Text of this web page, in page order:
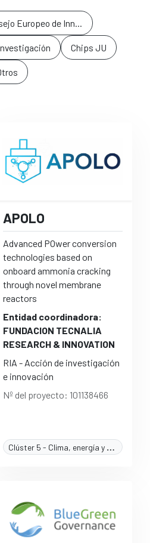
y medioambiente
Europeo de Innovación (EIC)
Chips JU
APOLO
Advanced POwer conversion
technologies based on
onboard ammonia cracking
through novel membrane
reactors
Entidad coordinadora:
FUNDACION TECNALIA
RESEARCH & INNOVATION
RIA - Acción de investigación
e innovación
Nº del proyecto: 101138466
Clúster 5 - Clima, energía y movilidad